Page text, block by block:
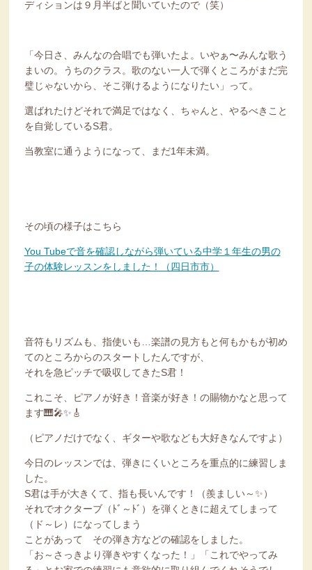
ディションは９月半ばと聞いていたので（笑）
「今日さ、みんなの合唱でも弾いたよ。いやぁ〜みんな歌う
まいの。うちのクラス。歌のない一人で弾くところがまだ完
璧じゃないから、そこ弾けるようになりたい」って。
選ばれたけどそれで満足ではなく、ちゃんと、やるべきこと
を自覚しているS君。
当教室に通うようになって、まだ1年未満。
その頃の様子はこちら
You Tubeで音を確認しながら弾いている中学１年生の男の
子の体験レッスンをしました！（四日市市）
音符もリズムも、指使いも…楽譜の見方もと何もかもが初め
てのところからのスタートしたんですが、
それを急ピッチで吸収してきたS君！
これこそ、ピアノが好き！音楽が好き！の賜物かなと思って
ます🎹🎤✨🎸
（ピアノだけでなく、ギターや歌なども大好きなんですよ）
今日のレッスンでは、弾きにくいところを重点的に練習しま
した。
S君は手が大きくて、指も長いんです！（羨ましい～✨）
それでオクターブ（ﾄﾞ～ﾄﾞ）を弾くときに超えてしまって
（ド～レ）になってしまう
ことがあって その弾き方などの確認をしました。
「お～さっきより弾きやすくなった！」「これでやってみ